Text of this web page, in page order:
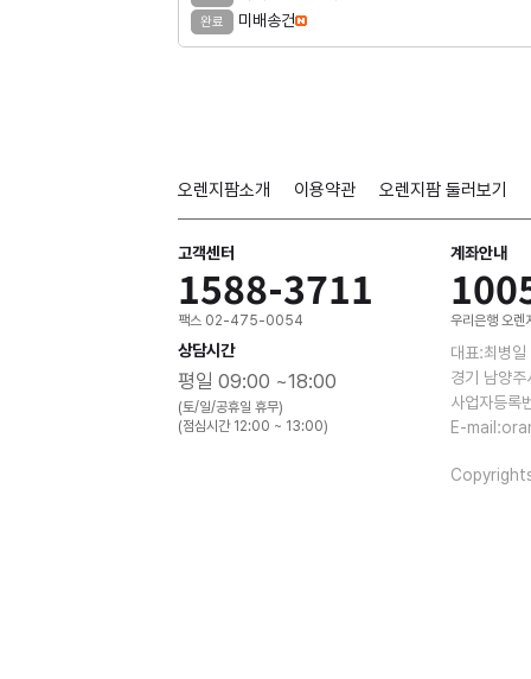
완료 미배송건
오렌지팜소개 이용약관 오렌지팜 둘러보기
고객센터
1588-3711
팩스 02-475-0054
상담시간
평일 09:00 ~18:00
(토/일/공휴일 휴무)
(점심시간 12:00 ~ 13:00)
계좌안내
우리은행 오렌
대표:최병
경기 남양
사업자등
E-